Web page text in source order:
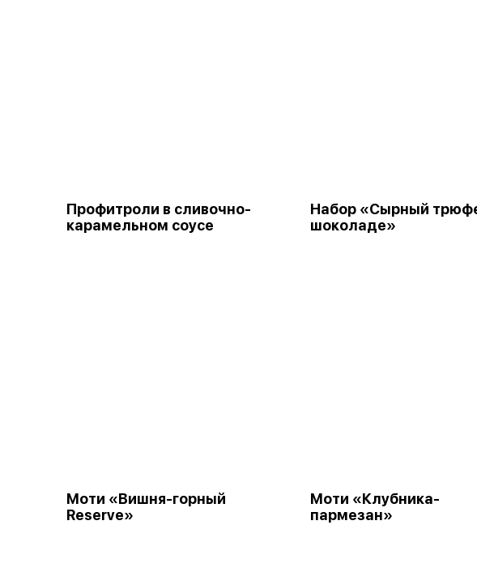
Профитроли в сливочно-
карамельном соусе
Набор «Сырный
шоколаде»
Моти «Вишня-горный
Reserve»
Моти «Клубника-
пармезан»